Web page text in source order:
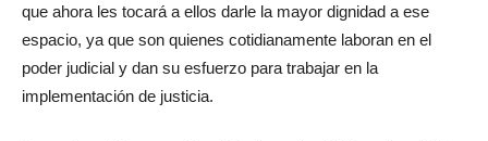
que ahora les tocará a ellos darle la mayor dignidad a ese
espacio, ya que son quienes cotidianamente laboran en el
poder judicial y dan su esfuerzo para trabajar en la
implementación de justicia.